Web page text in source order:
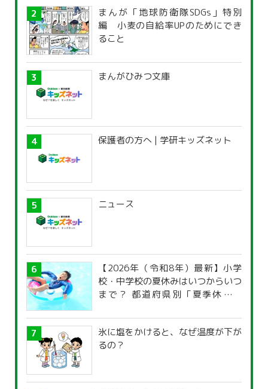
まんが「地球防衛隊SDGs」特別
編 小麦の自給率UPのためにでき
ること
まんがひみつ文庫
保護者の方へ | 学研キッズネット
ニュース
【2026年（令和8年）最新】小学
校・中学校の夏休みはいつからいつ
まで？ 都道府県別「夏季休暇一
氷に塩をかけると、なぜ温度が下が
るの？